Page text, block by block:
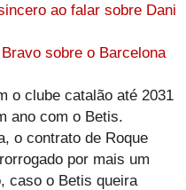
ao falar sobre Dani
sobre o Barcelona
o clube catalão até 2031
ano com o Betis.
o contrato de Roque
por mais um
caso o Betis queira